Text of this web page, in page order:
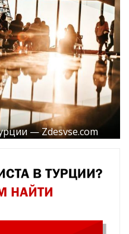
— Zdesvse.com